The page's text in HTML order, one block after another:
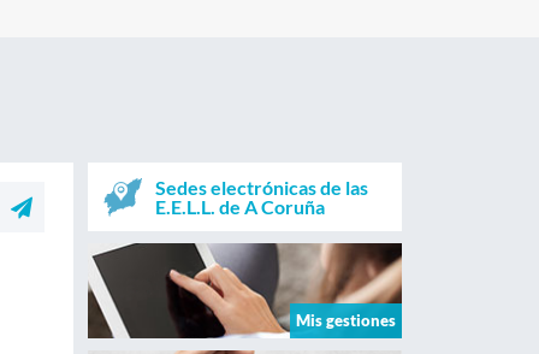
Sedes electrónicas de las
E.E.L.L. de A Coruña
Mis gestiones